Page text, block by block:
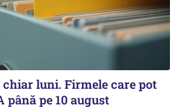
luni. Firmele care pot
până pe 10 august